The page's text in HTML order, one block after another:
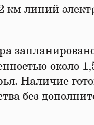
км линий
около
Наличие
без